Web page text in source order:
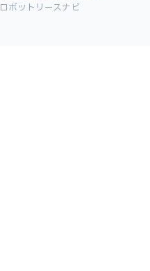
ロボットリースナビ